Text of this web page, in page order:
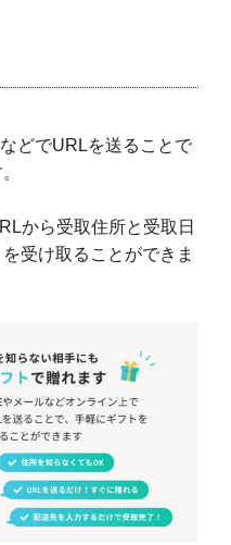
どでURLを送ることで
から受取住所と受取日
受け取ることができま